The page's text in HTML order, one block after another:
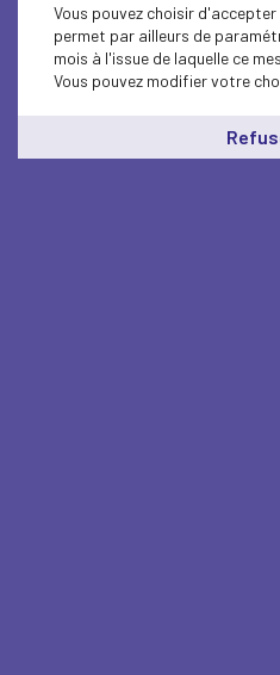
Vous pouvez choisir
permet par ailleurs de
mois à l'issue de laquelle ce
Vous pouvez modifier votre